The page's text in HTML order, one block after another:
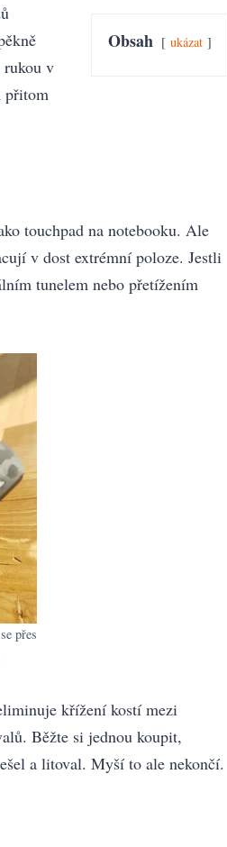
Obsah ukázat
rukou v
přitom
touchpad na notebooku. Ale
v dost extrémní poloze. Jestli
tunelem nebo přetížením
přes
křížení kostí mezi
Běžte si jednou koupit,
a litoval. Myší to ale nekončí.